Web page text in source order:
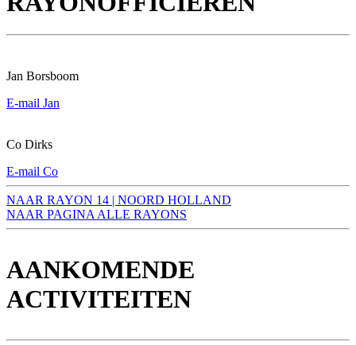
Jan Borsboom
E-mail Jan
Co Dirks
E-mail Co
NAAR RAYON 14 | NOORD HOLLAND
NAAR PAGINA ALLE RAYONS
AANKOMENDE
ACTIVITEITEN